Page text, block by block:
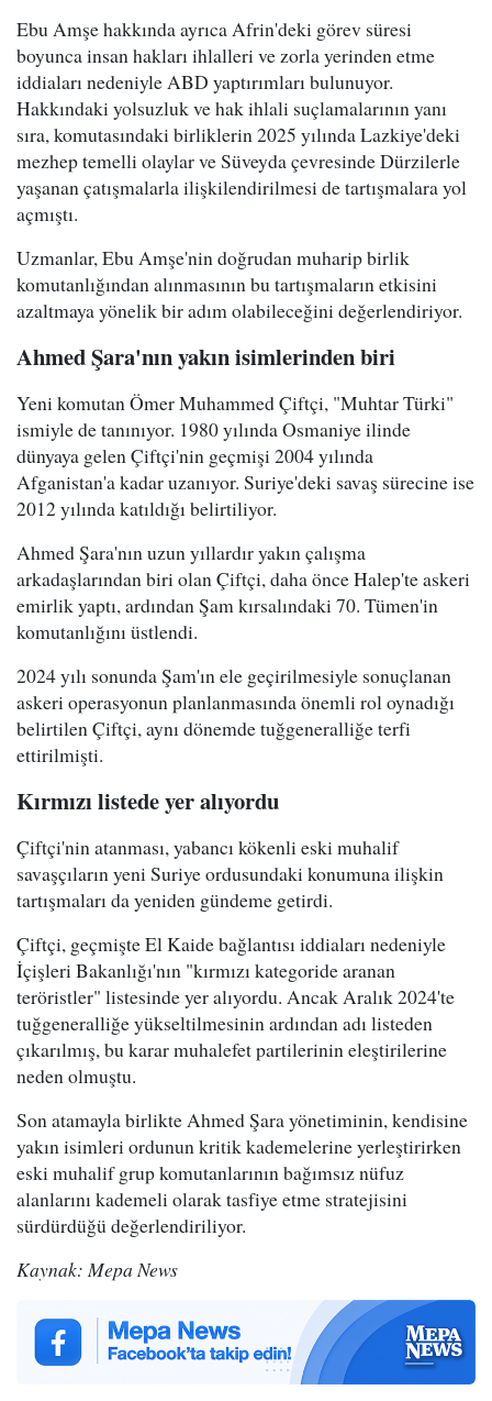
Ebu Amşe hakkında ayrıca Afrin'deki görev süresi
boyunca insan hakları ihlalleri ve zorla yerinden etme
iddiaları nedeniyle ABD yaptırımları bulunuyor.
Hakkındaki yolsuzluk ve hak ihlali suçlamalarının yanı
sıra, komutasındaki birliklerin 2025 yılında Lazkiye'deki
mezhep temelli olaylar ve Süveyda çevresinde Dürzilerle
yaşanan çatışmalarla ilişkilendirilmesi de tartışmalara yol
açmıştı.
Uzmanlar, Ebu Amşe'nin doğrudan muharip birlik
komutanlığından alınmasının bu tartışmaların etkisini
azaltmaya yönelik bir adım olabileceğini değerlendiriyor.
Ahmed Şara'nın yakın isimlerinden biri
Yeni komutan Ömer Muhammed Çiftçi, "Muhtar Türki"
ismiyle de tanınıyor. 1980 yılında Osmaniye ilinde
dünyaya gelen Çiftçi'nin geçmişi 2004 yılında
Afganistan'a kadar uzanıyor. Suriye'deki savaş sürecine ise
2012 yılında katıldığı belirtiliyor.
Ahmed Şara'nın uzun yıllardır yakın çalışma
arkadaşlarından biri olan Çiftçi, daha önce Halep'te askeri
emirlik yaptı, ardından Şam kırsalındaki 70. Tümen'in
komutanlığını üstlendi.
2024 yılı sonunda Şam'ın ele geçirilmesiyle sonuçlanan
askeri operasyonun planlanmasında önemli rol oynadığı
belirtilen Çiftçi, aynı dönemde tuğgeneralliğe terfi
ettirilmişti.
Kırmızı listede yer alıyordu
Çiftçi'nin atanması, yabancı kökenli eski muhalif
savaşçıların yeni Suriye ordusundaki konumuna ilişkin
tartışmaları da yeniden gündeme getirdi.
Çiftçi, geçmişte El Kaide bağlantısı iddiaları nedeniyle
İçişleri Bakanlığı'nın "kırmızı kategoride aranan
teröristler" listesinde yer alıyordu. Ancak Aralık 2024'te
tuğgeneralliğe yükseltilmesinin ardından adı listeden
çıkarılmış, bu karar muhalefet partilerinin eleştirilerine
neden olmuştu.
Son atamayla birlikte Ahmed Şara yönetiminin, kendisine
yakın isimleri ordunun kritik kademelerine yerleştirirken
eski muhalif grup komutanlarının bağımsız nüfuz
alanlarını kademeli olarak tasfiye etme stratejisini
sürdürdüğü değerlendiriliyor.
Kaynak: Mepa News